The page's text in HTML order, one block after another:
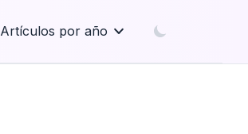
Artículos por año